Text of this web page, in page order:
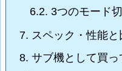
6.2. 3つのモード
7. スペック・性能と
8. サブ機として買